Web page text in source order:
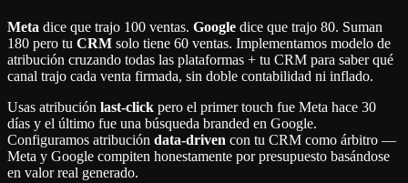
Meta dice que trajo 100 ventas. Google dice que trajo 80. Suman
180 pero tu CRM solo tiene 60 ventas. Implementamos modelo de
atribución cruzando todas las plataformas + tu CRM para saber qué
canal trajo cada venta firmada, sin doble contabilidad ni inflado.
Usas atribución last-click pero el primer touch fue Meta hace 30
días y el último fue una búsqueda branded en Google.
Configuramos atribución data-driven con tu CRM como árbitro —
Meta y Google compiten honestamente por presupuesto basándose
en valor real generado.